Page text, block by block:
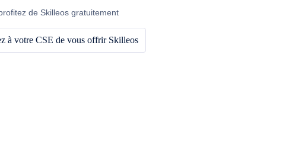
de Skilleos gratuitement
à votre CSE de vous offrir Skilleos